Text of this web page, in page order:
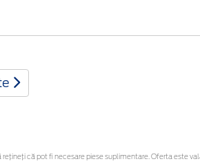
că pot fi necesare piese suplimentare. Oferta este